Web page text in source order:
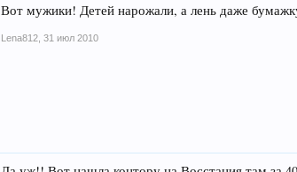
Вот мужики! Детей нарожали, а лень даже
Lena812 31 июл 2010